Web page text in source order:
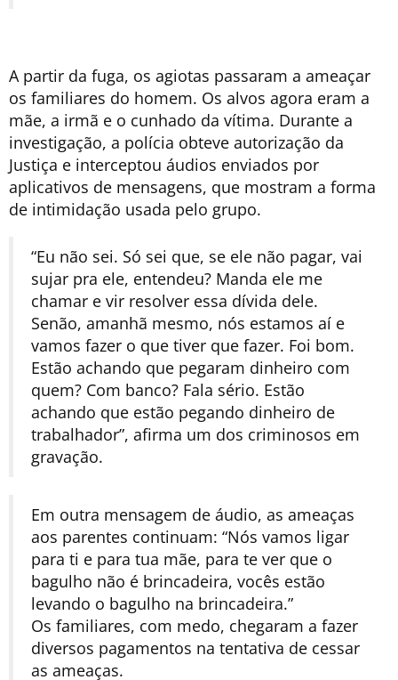
A partir da fuga, os agiotas passaram a ameaçar
os familiares do homem. Os alvos agora eram a
mãe, a irmã e o cunhado da vítima. Durante a
investigação, a polícia obteve autorização da
Justiça e interceptou áudios enviados por
aplicativos de mensagens, que mostram a forma
de intimidação usada pelo grupo.
“Eu não sei. Só sei que, se ele não pagar, vai
sujar pra ele, entendeu? Manda ele me
chamar e vir resolver essa dívida dele.
Senão, amanhã mesmo, nós estamos aí e
vamos fazer o que tiver que fazer. Foi bom.
Estão achando que pegaram dinheiro com
quem? Com banco? Fala sério. Estão
achando que estão pegando dinheiro de
trabalhador”, afirma um dos criminosos em
gravação.
Em outra mensagem de áudio, as ameaças
aos parentes continuam: “Nós vamos ligar
para ti e para tua mãe, para te ver que o
bagulho não é brincadeira, vocês estão
levando o bagulho na brincadeira.”
Os familiares, com medo, chegaram a fazer
diversos pagamentos na tentativa de cessar
as ameaças.